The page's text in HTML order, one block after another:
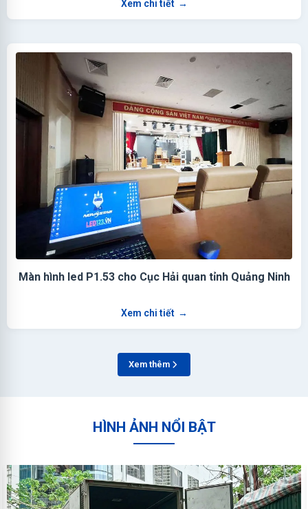
Xem chi tiết →
Màn hình led P1.53 cho Cục Hải quan tỉnh Quảng Ninh
Xem chi tiết →
Xem thêm
HÌNH ẢNH NỔI BẬT